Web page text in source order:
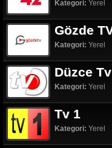
Kategori: Yerel
Gözde
Kategori: Yerel
Düzce Tv
Kategori: Yerel
Tv 1
Kategori: Yerel